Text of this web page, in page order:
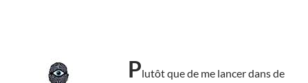
Plutôt que de me lancer dans de